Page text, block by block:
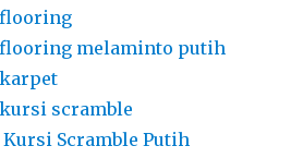
melaminto putih
scramble
Scramble Putih